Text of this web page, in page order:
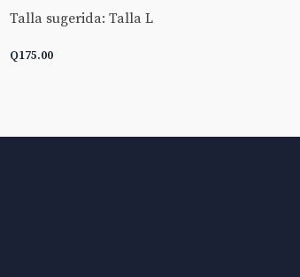
Talla sugerida: Talla L
Q175.00